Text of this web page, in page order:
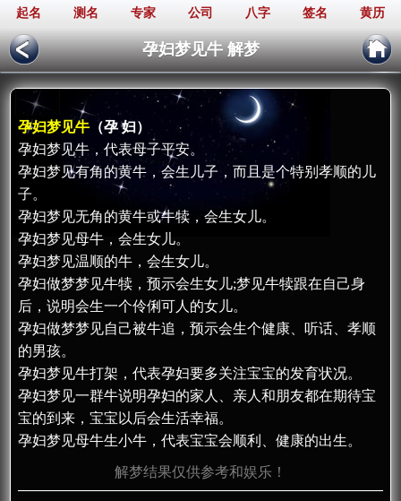
起名 测名 专家 公司 八字 签名 黄历
孕妇梦见牛 解梦
孕妇梦见牛 （孕 妇）
孕妇梦见牛，代表母子平安。
孕妇梦见有角的黄牛，会生儿子，而且是个特别孝顺的儿
子。
孕妇梦见无角的黄牛或牛犊，会生女儿。
孕妇梦见母牛，会生女儿。
孕妇梦见温顺的牛，会生女儿。
孕妇做梦梦见牛犊，预示会生女儿;梦见牛犊跟在自己身
后，说明会生一个伶俐可人的女儿。
孕妇做梦梦见自己被牛追，预示会生个健康、听话、孝顺
的男孩。
孕妇梦见牛打架，代表孕妇要多关注宝宝的发育状况。
孕妇梦见一群牛说明孕妇的家人、亲人和朋友都在期待宝
宝的到来，宝宝以后会生活幸福。
孕妇梦见母牛生小牛，代表宝宝会顺利、健康的出生。
解梦结果仅供参考和娱乐！